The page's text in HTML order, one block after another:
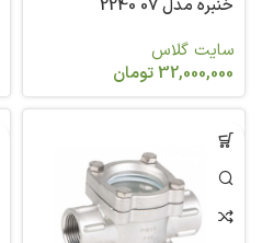
خنبره مدل 07 2240
سایت گلاس
32,000,000تومان